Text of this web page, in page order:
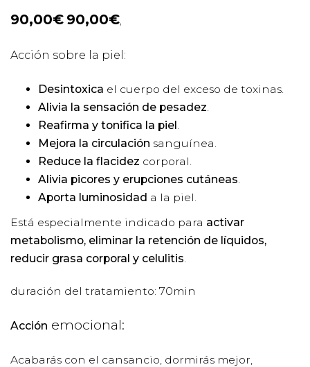
90,00€ 90,00€
Acción sobre la piel:
Desintoxica el cuerpo del exceso de toxinas.
Alivia la sensación de pesadez.
Reafirma y tonifica la piel.
Mejora la circulación sanguínea.
Reduce la flacidez corporal.
Alivia picores y erupciones cutáneas.
Aporta luminosidad a la piel.
Está especialmente indicado para activar
metabolismo, eliminar la retención de líquidos,
reducir grasa corporal y celulitis.
duración del tratamiento: 70min
Acción emocional:
Acabarás con el cansancio, dormirás mejor,